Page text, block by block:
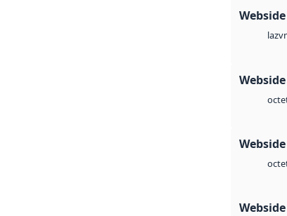
Webside
laz
Webside
Webside
Webside